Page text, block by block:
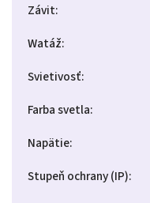
Závit:
Watáž:
Svietivosť:
Farba svetla:
Napätie:
Stupeň ochrany (IP):